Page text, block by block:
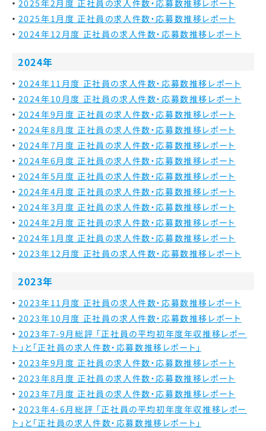
2025年2月度 正社員の求人件数・応募数推移レポート
2025年1月度 正社員の求人件数・応募数推移レポート
2024年12月度 正社員の求人件数・応募数推移レポート
2024年
2024年11月度 正社員の求人件数・応募数推移レポート
2024年10月度 正社員の求人件数・応募数推移レポート
2024年9月度 正社員の求人件数・応募数推移レポート
2024年8月度 正社員の求人件数・応募数推移レポート
2024年7月度 正社員の求人件数・応募数推移レポート
2024年6月度 正社員の求人件数・応募数推移レポート
2024年5月度 正社員の求人件数・応募数推移レポート
2024年4月度 正社員の求人件数・応募数推移レポート
2024年3月度 正社員の求人件数・応募数推移レポート
2024年2月度 正社員の求人件数・応募数推移レポート
2024年1月度 正社員の求人件数・応募数推移レポート
2023年12月度 正社員の求人件数・応募数推移レポート
2023年
2023年11月度 正社員の求人件数・応募数推移レポート
2023年10月度 正社員の求人件数・応募数推移レポート
2023年7-9月総評 「正社員の平均初年度年収推移レポー
ト」と「正社員の求人件数・応募数推移レポート」
2023年9月度 正社員の求人件数・応募数推移レポート
2023年8月度 正社員の求人件数・応募数推移レポート
2023年7月度 正社員の求人件数・応募数推移レポート
2023年4-6月総評 「正社員の平均初年度年収推移レポー
ト」と「正社員の求人件数・応募数推移レポート」